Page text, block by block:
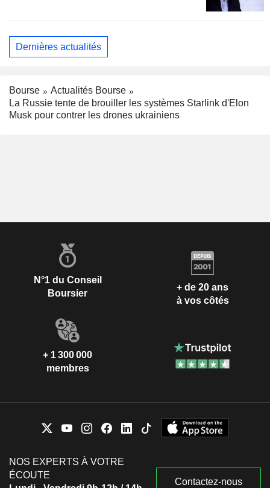
Dernières actualités
Bourse
Actualités Bourse
La Russie tente de brouiller les systèmes Starlink d'Elon
Musk pour contrer les drones ukrainiens
N°1 du Conseil
Boursier
+ de 20 ans
à vos côtés
+ 1 300 000
membres
NOS EXPERTS À VOTRE
ÉCOUTE
Contactez-nous